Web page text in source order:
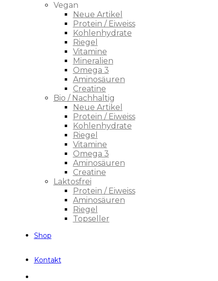
Vegan
Neue Artikel
Protein / Eiweiss
Kohlenhydrate
Riegel
Vitamine
Mineralien
Omega 3
Aminosäuren
Creatine
Bio / Nachhaltig
Neue Artikel
Protein / Eiweiss
Kohlenhydrate
Riegel
Vitamine
Omega 3
Aminosäuren
Creatine
Laktosfrei
Protein / Eiweiss
Aminosäuren
Riegel
Topseller
Shop
Kontakt